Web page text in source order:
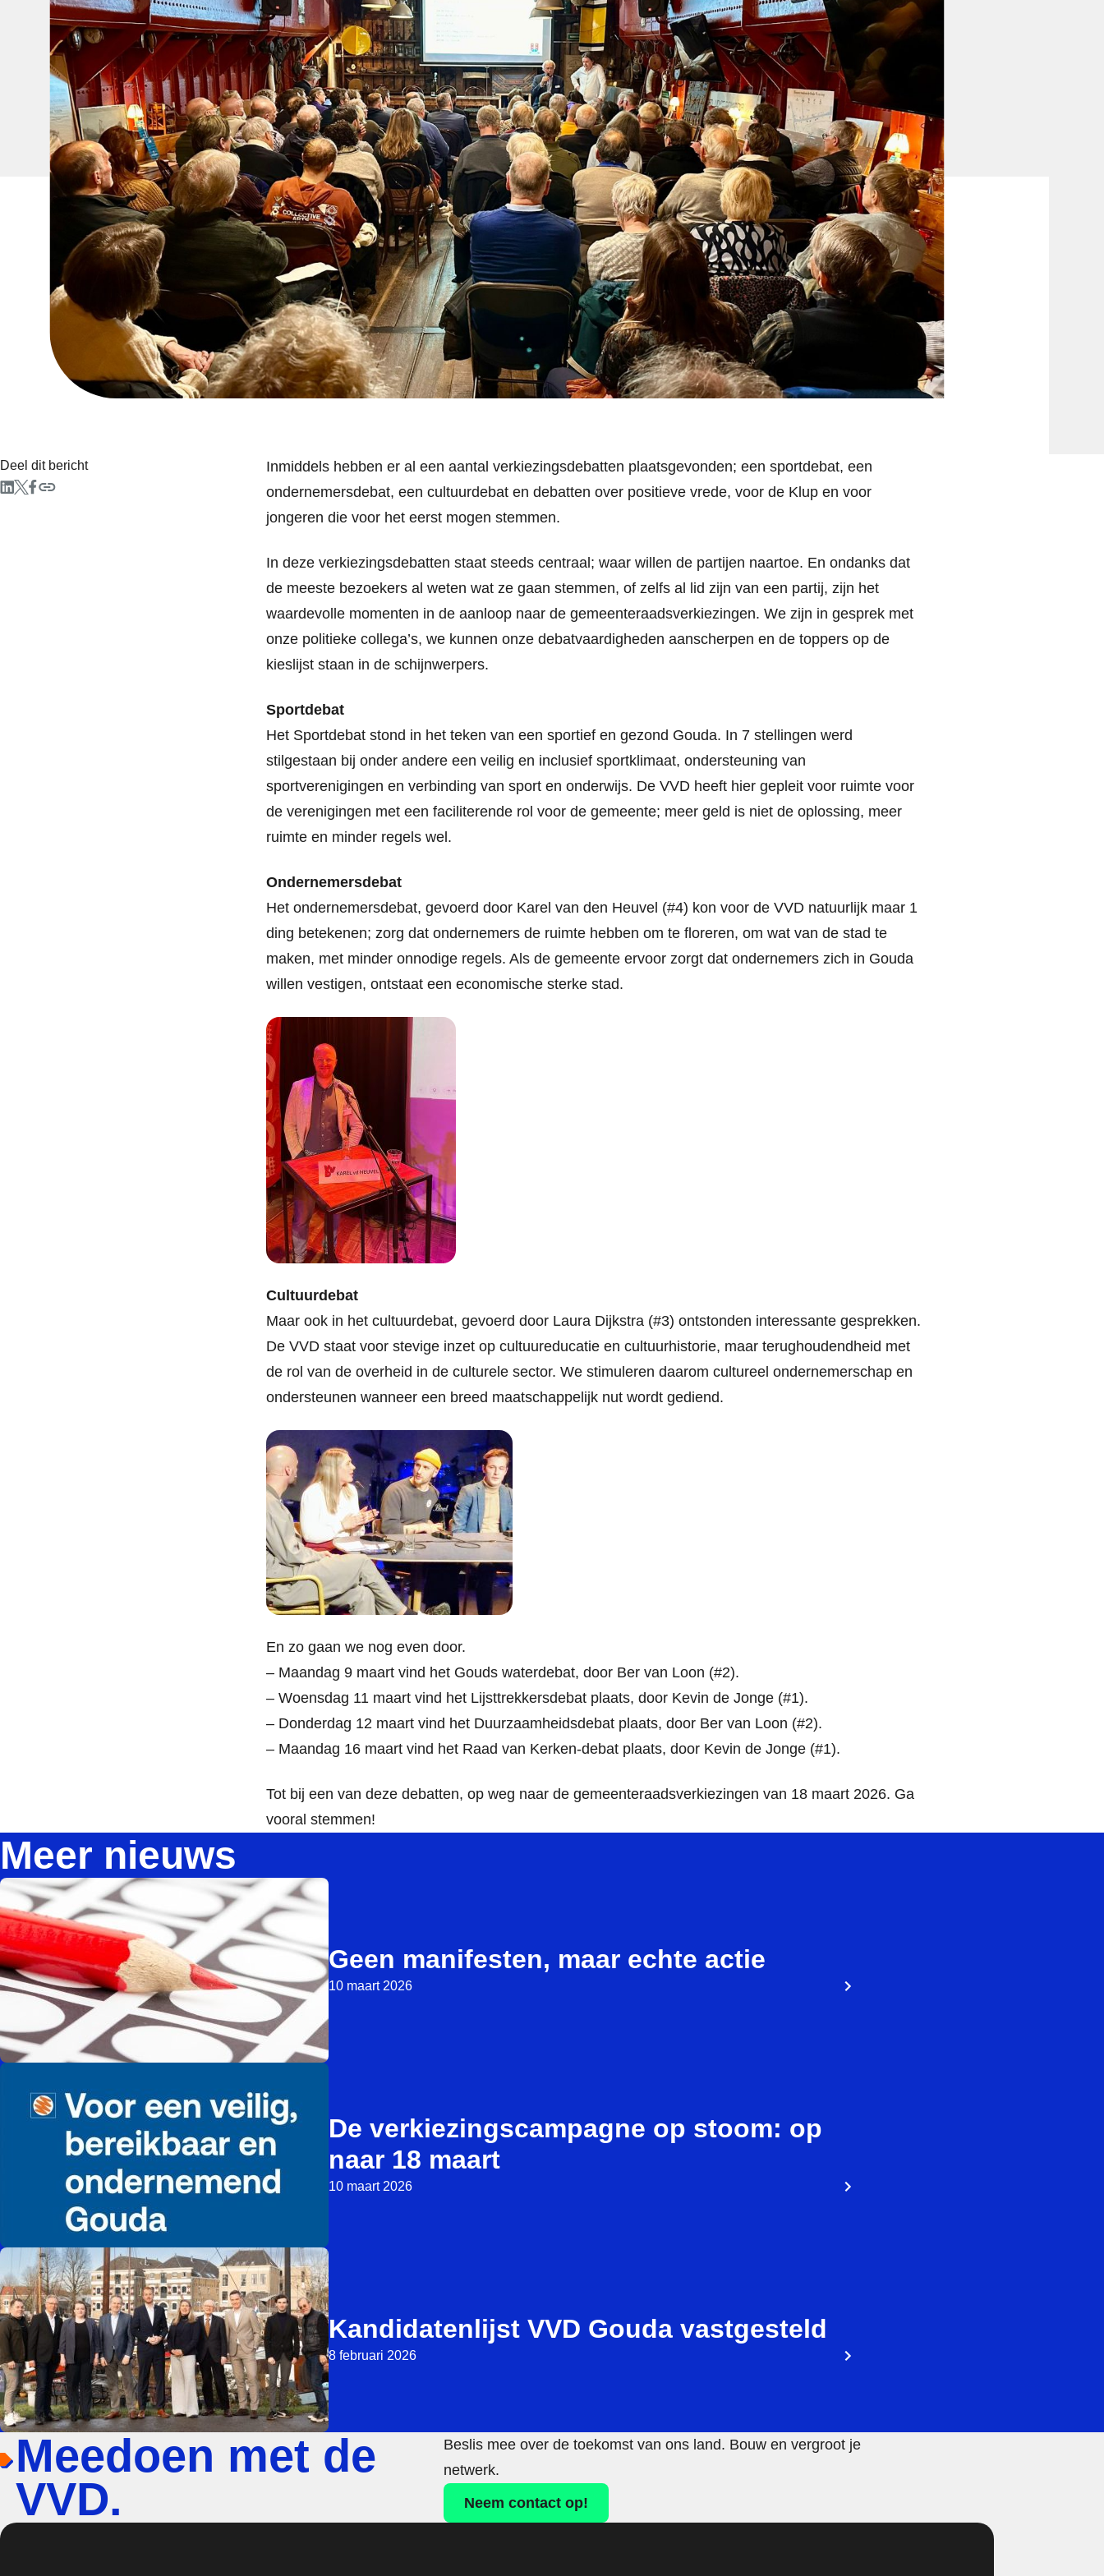
Inmiddels hebben er al een aantal verkiezingsdebatten plaatsgevonden; een sportdebat, een
ondernemersdebat, een cultuurdebat en debatten over positieve vrede, voor de Klup en voor
jongeren die voor het eerst mogen stemmen.
In deze verkiezingsdebatten staat steeds centraal; waar willen de partijen naartoe. En ondanks dat
de meeste bezoekers al weten wat ze gaan stemmen, of zelfs al lid zijn van een partij, zijn het
waardevolle momenten in de aanloop naar de gemeenteraadsverkiezingen. We zijn in gesprek met
onze politieke collega’s, we kunnen onze debatvaardigheden aanscherpen en de toppers op de
kieslijst staan in de schijnwerpers.
Sportdebat
Het Sportdebat stond in het teken van een sportief en gezond Gouda. In 7 stellingen werd
stilgestaan bij onder andere een veilig en inclusief sportklimaat, ondersteuning van
sportverenigingen en verbinding van sport en onderwijs. De VVD heeft hier gepleit voor ruimte voor
de verenigingen met een faciliterende rol voor de gemeente; meer geld is niet de oplossing, meer
ruimte en minder regels wel.
Ondernemersdebat
Het ondernemersdebat, gevoerd door Karel van den Heuvel (#4) kon voor de VVD natuurlijk maar 1
ding betekenen; zorg dat ondernemers de ruimte hebben om te floreren, om wat van de stad te
maken, met minder onnodige regels. Als de gemeente ervoor zorgt dat ondernemers zich in Gouda
willen vestigen, ontstaat een economische sterke stad.
Cultuurdebat
Maar ook in het cultuurdebat, gevoerd door Laura Dijkstra (#3) ontstonden interessante gesprekken.
De VVD staat voor stevige inzet op cultuureducatie en cultuurhistorie, maar terughoudendheid met
de rol van de overheid in de culturele sector. We stimuleren daarom cultureel ondernemerschap en
ondersteunen wanneer een breed maatschappelijk nut wordt gediend.
En zo gaan we nog even door.
– Maandag 9 maart vind het Gouds waterdebat, door Ber van Loon (#2).
– Woensdag 11 maart vind het Lijsttrekkersdebat plaats, door Kevin de Jonge (#1).
– Donderdag 12 maart vind het Duurzaamheidsdebat plaats, door Ber van Loon (#2).
– Maandag 16 maart vind het Raad van Kerken-debat plaats, door Kevin de Jonge (#1).
Tot bij een van deze debatten, op weg naar de gemeenteraadsverkiezingen van 18 maart 2026. Ga
vooral stemmen!
Deel dit bericht
Meer nieuws
Geen manifesten, maar echte actie
10 maart 2026
De verkiezingscampagne op stoom: op
naar 18 maart
10 maart 2026
Kandidatenlijst VVD Gouda vastgesteld
8 februari 2026
Meedoen met de
VVD.
Beslis mee over de toekomst van ons land. Bouw en vergroot je
netwerk.
Neem contact op!